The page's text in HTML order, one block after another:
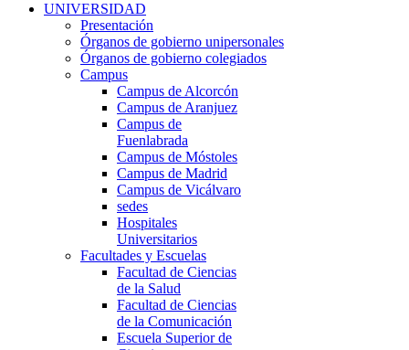
UNIVERSIDAD
Presentación
Órganos de gobierno unipersonales
Órganos de gobierno colegiados
Campus
Campus de Alcorcón
Campus de Aranjuez
Campus de
Fuenlabrada
Campus de Móstoles
Campus de Madrid
Campus de Vicálvaro
sedes
Hospitales
Universitarios
Facultades y Escuelas
Facultad de Ciencias
de la Salud
Facultad de Ciencias
de la Comunicación
Escuela Superior de